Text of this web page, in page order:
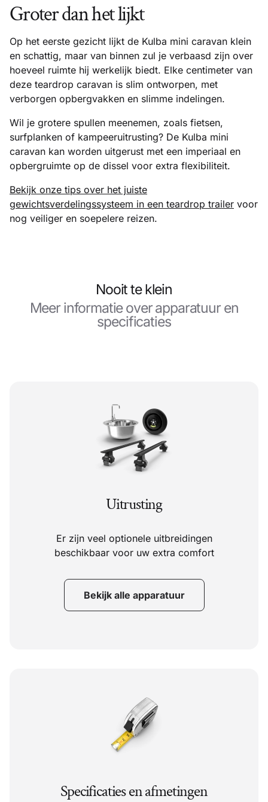
Groter dan het lijkt
Op het eerste gezicht lijkt de Kulba mini caravan klein
en schattig, maar van binnen zul je verbaasd zijn over
hoeveel ruimte hij werkelijk biedt. Elke centimeter van
deze teardrop caravan is slim ontworpen, met
verborgen opbergvakken en slimme indelingen.
Wil je grotere spullen meenemen, zoals fietsen,
surfplanken of kampeeruitrusting? De Kulba mini
caravan kan worden uitgerust met een imperiaal en
opbergruimte op de dissel voor extra flexibiliteit.
Bekijk onze tips over het juiste
gewichtsverdelingssysteem in een teardrop trailer voor
nog veiliger en soepelere reizen.
Nooit te klein
Meer informatie over apparatuur en
specificaties
Uitrusting
Er zijn veel optionele uitbreidingen
beschikbaar voor uw extra comfort
Bekijk alle apparatuur
Specificaties en afmetingen